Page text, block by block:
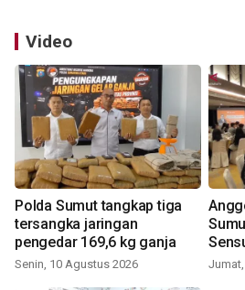
Video
Polda Sumut tangkap tiga
tersangka jaringan
pengedar 169,6 kg ganja
Senin, 10 Agustus 2026